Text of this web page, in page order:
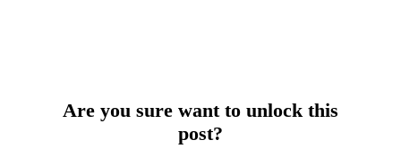
Are you sure want to unlock this
post?